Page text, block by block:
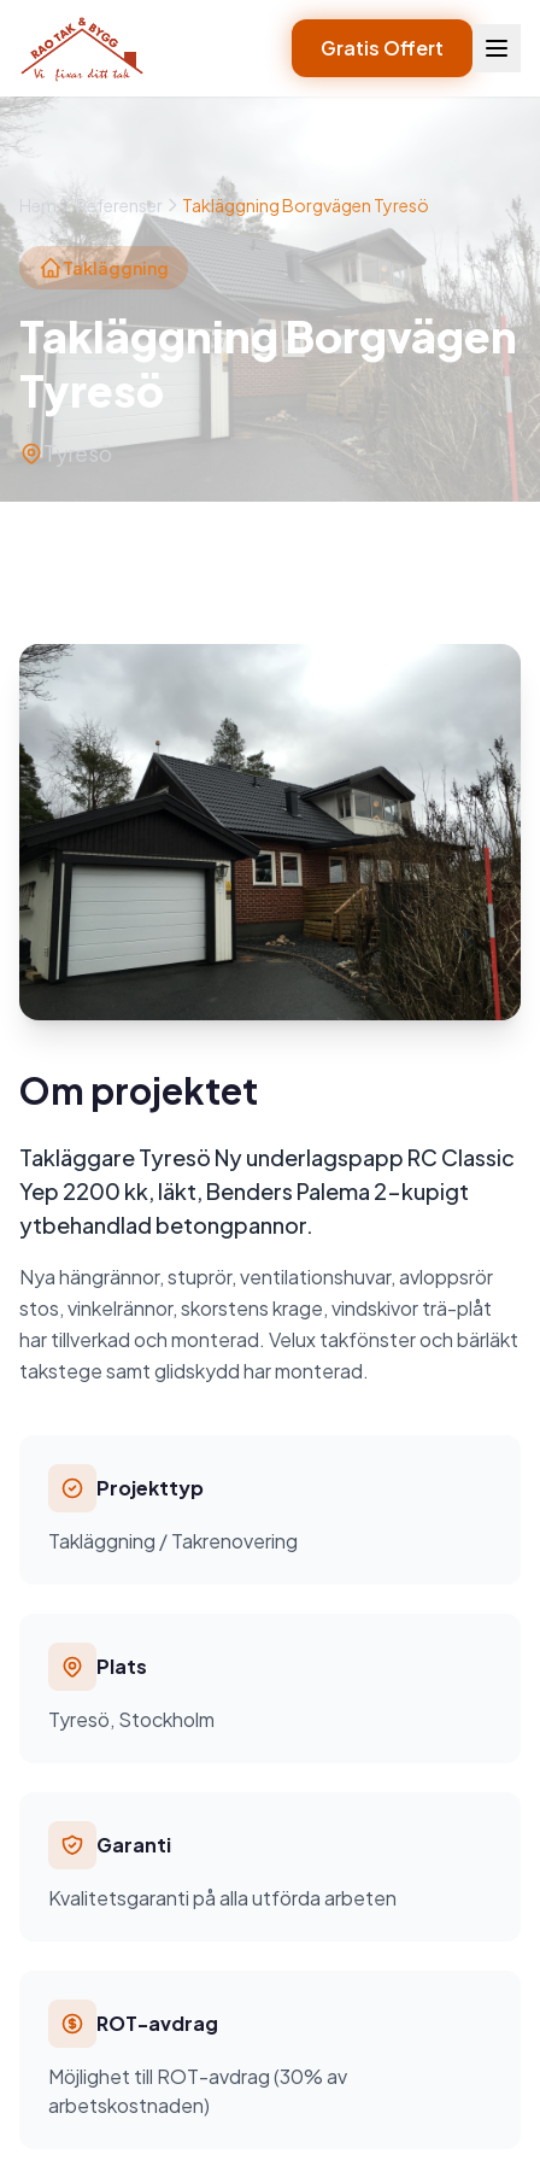
Gratis Offert
Hem Referenser Takläggning Borgvägen Tyresö
Takläggning
Takläggning Borgvägen
Tyresö
Tyresö
Om projektet
Takläggare Tyresö Ny underlagspapp RC Classic
Yep 2200 kk, läkt, Benders Palema 2-kupigt
ytbehandlad betongpannor.
Nya hängrännor, stuprör, ventilationshuvar, avloppsrör
stos, vinkelrännor, skorstens krage, vindskivor trä-plåt
har tillverkad och monterad. Velux takfönster och bärläkt
takstege samt glidskydd har monterad.
Projekttyp
Takläggning / Takrenovering
Plats
Tyresö, Stockholm
Garanti
Kvalitetsgaranti på alla utförda arbeten
ROT-avdrag
Möjlighet till ROT-avdrag (30% av
arbetskostnaden)